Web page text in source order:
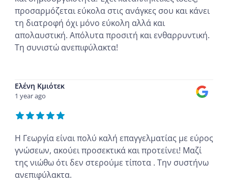
προσαρμόζεται εύκολα στις ανάγκες σου και κάνει
τη διατροφή όχι μόνο εύκολη αλλά και
απολαυστική. Απόλυτα προσιτή και ενθαρρυντική.
Τη συνιστώ ανεπιφύλακτα!
Ελένη Κμιότεκ
1 year ago
Η Γεωργία είναι πολύ καλή επαγγελματίας με εύρος
γνώσεων, ακούει προσεκτικά και προτείνει! Μαζί
της νιώθω ότι δεν στερούμε τίποτα . Την συστήνω
ανεπιφύλακτα.